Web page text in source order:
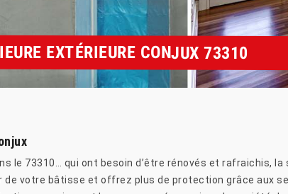
EXTÉRIEURE CONJUX 73310
le 73310… qui ont besoin d’être rénovés et rafraichis,
de votre bâtisse et offrez plus de protection grâce aux